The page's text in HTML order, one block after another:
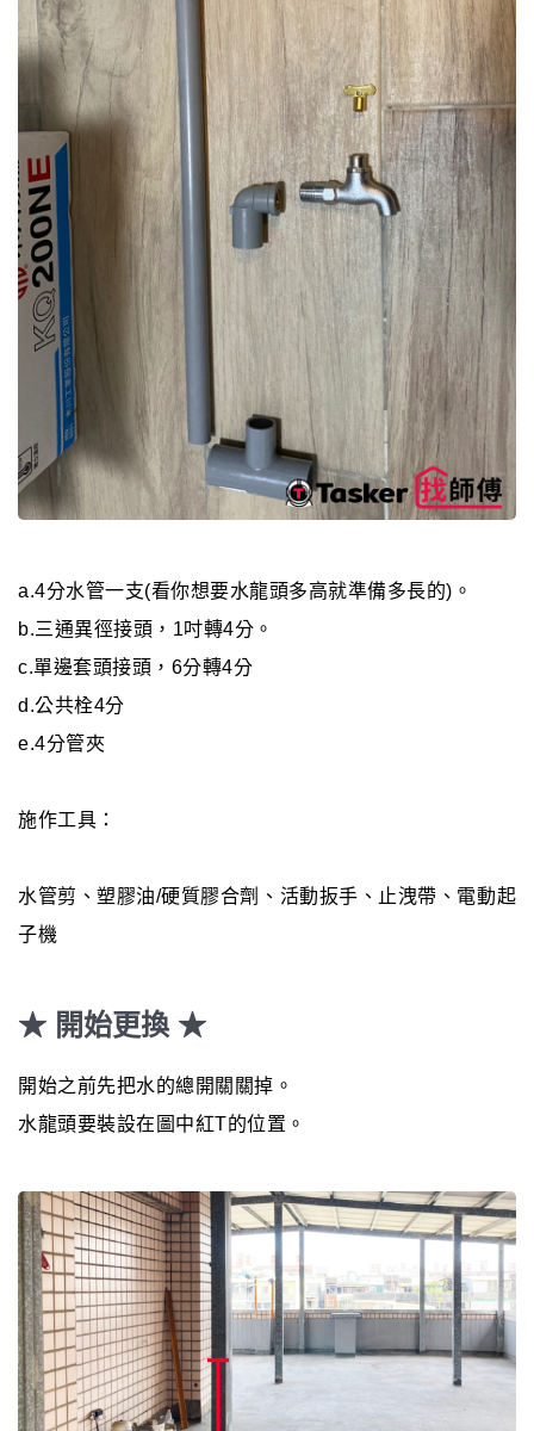
a.4分水管一支(看你想要水龍頭多高就準備多長的)。
b.三通異徑接頭，1吋轉4分。
c.單邊套頭接頭，6分轉4分
d.公共栓4分
e.4分管夾
施作工具：
水管剪、塑膠油/硬質膠合劑、活動扳手、止洩帶、電動起
子機
★ 開始更換 ★
開始之前先把水的總開關關掉。
水龍頭要裝設在圖中紅T的位置。